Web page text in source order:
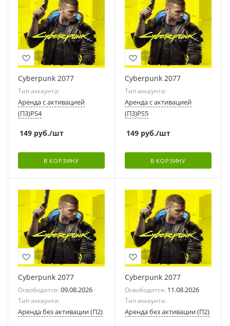
Cyberpunk 2077
Тип аккаунта:
Аренда с активацией
(П3)PS4
149 руб./шт
В КОРЗИНУ
Cyberpunk 2077
Тип аккаунта:
Аренда с активацией
(П3)PS5
149 руб./шт
В КОРЗИНУ
Cyberpunk 2077
Освободится: 09.08.2026
Тип аккаунта:
Аренда без активации (П2)
Cyberpunk 2077
Освободится: 11.08.2026
Тип аккаунта:
Аренда без активации (П2)